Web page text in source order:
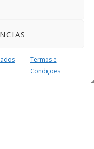
Termos e
Condições